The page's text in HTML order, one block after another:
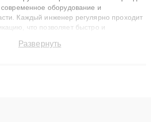
оборудование и
Каждый инженер регулярно проходит
что позволяет быстро и
до 3 лет. Наши мастера решают
Развернуть